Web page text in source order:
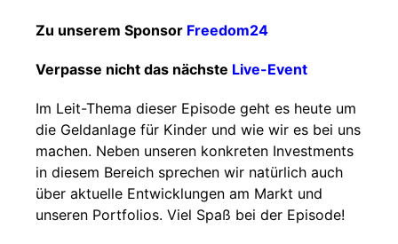
Zu unserem Sponsor Freedom24
Verpasse nicht das nächste Live-Event
Im Leit-Thema dieser Episode geht es heute um
die Geldanlage für Kinder und wie wir es bei uns
machen. Neben unseren konkreten Investments
in diesem Bereich sprechen wir natürlich auch
über aktuelle Entwicklungen am Markt und
unseren Portfolios. Viel Spaß bei der Episode!